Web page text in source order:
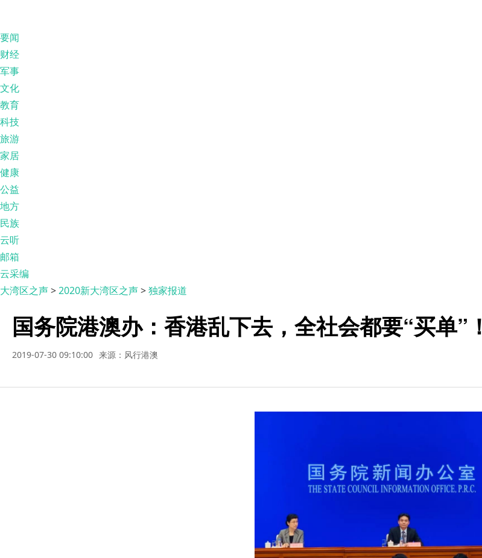
要闻
财经
军事
文化
教育
科技
旅游
家居
健康
公益
地方
民族
云听
邮箱
云采编
大湾区之声>2020新大湾区之声>独家报道
国务院港澳办：香港乱下去，全社会都要“买单”！
2019-07-30 09:10:00 来源：风行港澳